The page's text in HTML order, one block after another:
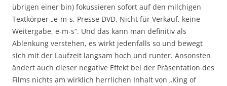
übrigen einer bin) fokussieren sofort auf den milchigen
Textkörper „e-m-s, Presse DVD, Nicht für Verkauf, keine
Weitergabe, e-m-s“. Und das kann man definitiv als
Ablenkung verstehen, es wirkt jedenfalls so und bewegt
sich mit der Laufzeit langsam hoch und runter. Ansonsten
ändert auch dieser negative Effekt bei der Präsentation des
Films nichts am wirklich herrlichen Inhalt von „King of